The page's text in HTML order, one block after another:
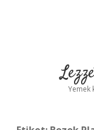
Yemek